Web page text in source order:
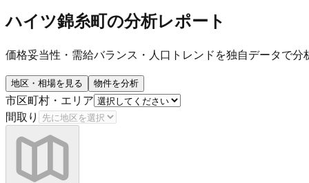
ハイツ錦糸町の分析レポート
価格妥当性・需給バランス・人口トレンドを独自データで分
地区・相場を見る 物件を分析
市区町村・エリア
間取り